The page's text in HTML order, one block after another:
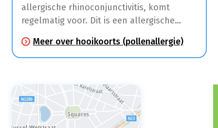
allergische rhinoconjunctivitis, komt
regelmatig voor. Dit is een allergische
slijmvliezen van de neus (niezen,
neusloop, jeuk, neusverstopping) en ogen
Meer over hooikoorts (pollenallergie)